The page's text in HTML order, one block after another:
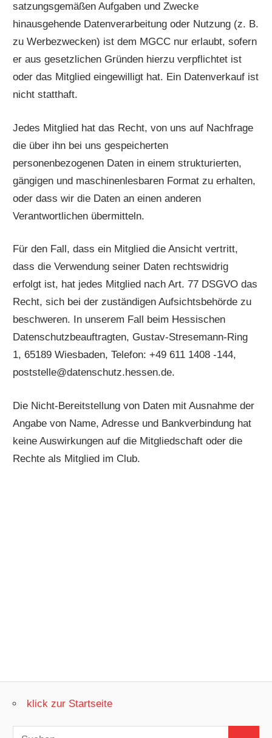
satzungsgemäßen Aufgaben und Zwecke
hinausgehende Datenverarbeitung oder Nutzung (z. B.
zu Werbezwecken) ist dem MGCC nur erlaubt, sofern
er aus gesetzlichen Gründen hierzu verpflichtet ist
oder das Mitglied eingewilligt hat. Ein Datenverkauf ist
nicht statthaft.
Jedes Mitglied hat das Recht, von uns auf Nachfrage
die über ihn bei uns gespeicherten
personenbezogenen Daten in einem strukturierten,
gängigen und maschinenlesbaren Format zu erhalten,
oder dass wir die Daten an einen anderen
Verantwortlichen übermitteln.
Für den Fall, dass ein Mitglied die Ansicht vertritt,
dass die Verwendung seiner Daten rechtswidrig
erfolgt ist, hat jedes Mitglied nach Art. 77 DSGVO das
Recht, sich bei der zuständigen Aufsichtsbehörde zu
beschweren. In unserem Fall beim Hessischen
Datenschutzbeauftragten, Gustav-Stresemann-Ring
1, 65189 Wiesbaden, Telefon: +49 611 1408 -144,
poststelle@datenschutz.hessen.de.
Die Nicht-Bereitstellung von Daten mit Ausnahme der
Angabe von Name, Adresse und Bankverbindung hat
keine Auswirkungen auf die Mitgliedschaft oder die
Rechte als Mitglied im Club.
klick zur Startseite
Suchen